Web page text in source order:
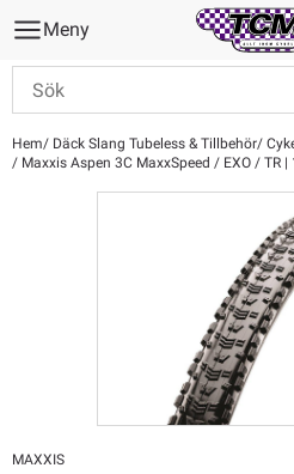
Meny
Hem Däck Slang Tubeless & Tillbehör
Maxxis Aspen 3C MaxxSpeed / EXO / TR
MAXXIS